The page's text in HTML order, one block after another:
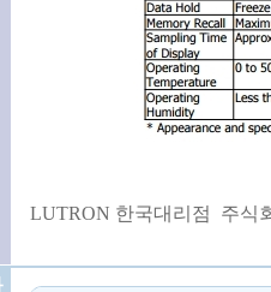
LUTRON 한국대리점 주식